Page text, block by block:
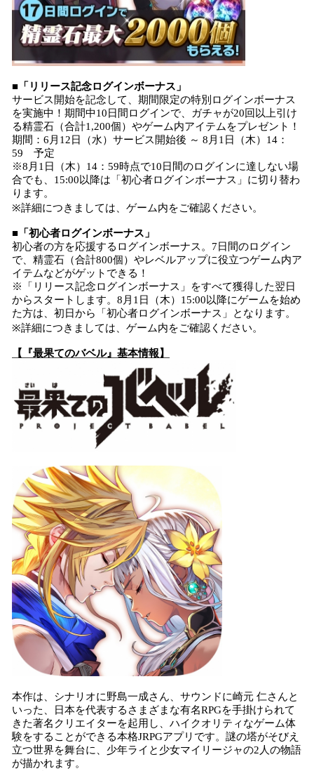
■「リリース記念ログインボーナス」
サービス開始を記念して、期間限定の特別ログインボーナス
を実施中！期間中10日間ログインで、ガチャが20回以上引け
る精霊石（合計1,200個）やゲーム内アイテムをプレゼント！
期間：6月12日（水）サービス開始後 ～ 8月1日（木）14：
59 予定
※8月1日（木）14：59時点で10日間のログインに達しない場
合でも、15:00以降は「初心者ログインボーナス」に切り替わ
ります。
※詳細につきましては、ゲーム内をご確認ください。
■「初心者ログインボーナス」
初心者の方を応援するログインボーナス。7日間のログイン
で、精霊石（合計800個）やレベルアップに役立つゲーム内ア
イテムなどがゲットできる！
※「リリース記念ログインボーナス」をすべて獲得した翌日
からスタートします。8月1日（木）15:00以降にゲームを始め
た方は、初日から「初心者ログインボーナス」となります。
※詳細につきましては、ゲーム内をご確認ください。
【『最果てのバベル』基本情報】
本作は、シナリオに野島一成さん、サウンドに崎元 仁さんと
いった、日本を代表するさまざまな有名RPGを手掛けられて
きた著名クリエイターを起用し、ハイクオリティなゲーム体
験をすることができる本格JRPGアプリです。謎の塔がそびえ
立つ世界を舞台に、少年ライと少女マイリージャの2人の物語
が描かれます。